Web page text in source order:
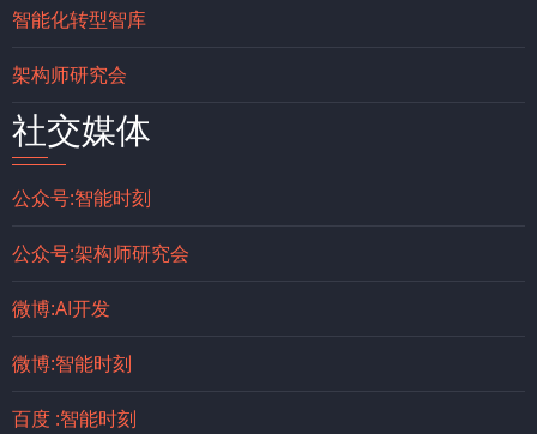
智能化转型智库
架构师研究会
社交媒体
公众号:智能时刻
公众号:架构师研究会
微博:AI开发
微博:智能时刻
百度 :智能时刻